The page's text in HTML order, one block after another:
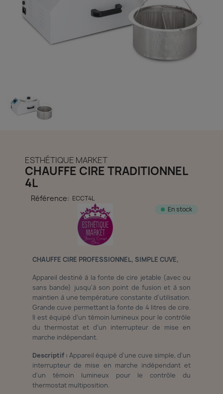
ESTHÉTIQUE MARKET
CHAUFFE CIRE TRADITIONNEL
4L
Référence: ECCT4L
En stock
CHAUFFE CIRE PROFESSIONNEL, SIMPLE CUVE,
Appareil destiné à la fonte de cire jetable (avec ou
sans bande) jusqu'à son point de fusion et à son
maintien à une température constante d'utilisation.
Grande cuve permettant la fonte de 4 litres de cire.
Il est équipé d’un témoin lumineux pour le contrôle
du thermostat et d’un interrupteur de mise en
marche indépendant.
Descriptif :Appareil équipé d'une cuve simple, d'un
interrupteur de mise en marche indépendant et
d'un témoin lumineux pour le contrôle du
thermostat multiposition.
découvrir notre boutique et laissez-nous vous
ACCÈS COMPTE